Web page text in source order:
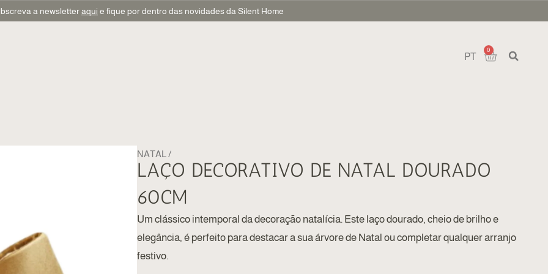
a newsletteraqui e fique por dentro das novidades da Silent Home
PT
0
NATAL
LAÇO DECORATIVO DE NATAL DOURADO
60CM
Um clássico intemporal da decoração natalícia. Este laço dourado, cheio de brilho e
elegância, é perfeito para destacar a sua árvore de Natal ou completar qualquer arranjo
festivo.